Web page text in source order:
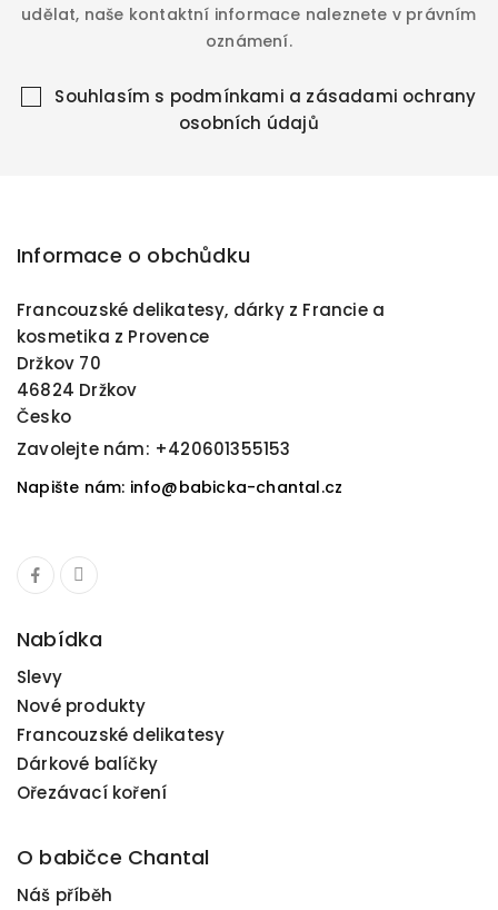
udělat, naše kontaktní informace naleznete v právním
oznámení.
Souhlasím s podmínkami a zásadami ochrany
osobních údajů
Informace o obchůdku
Francouzské delikatesy, dárky z Francie a
kosmetika z Provence
Držkov 70
46824 Držkov
Česko
Zavolejte nám: +420601355153
Napište nám: info@babicka-chantal.cz
Nabídka
Slevy
Nové produkty
Francouzské delikatesy
Dárkové balíčky
Ořezávací koření
O babičce Chantal
Náš příběh